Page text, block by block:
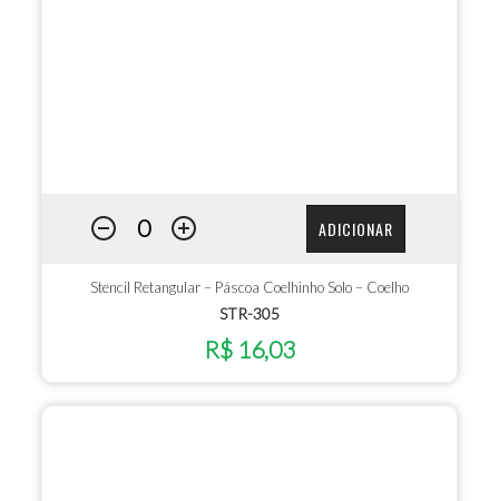
ADICIONAR
Stencil Retangular – Páscoa Coelhinho Solo – Coelho
STR-305
R$ 16,03